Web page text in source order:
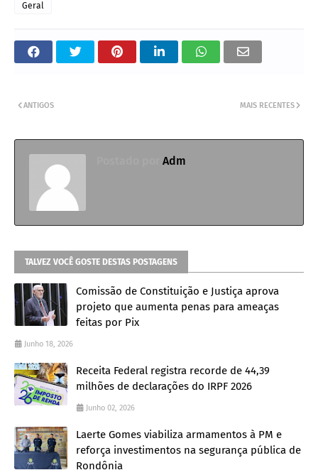
Geral
MAIS RECENTES
ANTIGOS
Adm
TALVEZ VOCÊ GOSTE DESTAS POSTAGENS
Comissão de Constituição e Justiça aprova
projeto que aumenta penas para ameaças
feitas por Pix
Junho 18, 2026
Receita Federal registra recorde de 44,39
milhões de declarações do IRPF 2026
Junho 02, 2026
Laerte Gomes viabiliza armamentos à PM e
reforça investimentos na segurança pública de
Rondônia